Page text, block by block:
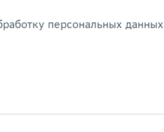
персональных данных